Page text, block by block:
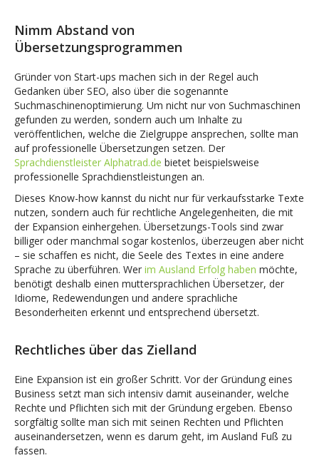
Nimm Abstand von
Übersetzungsprogrammen
Gründer von Start-ups machen sich in der Regel auch
Gedanken über SEO, also über die sogenannte
Suchmaschinenoptimierung. Um nicht nur von Suchmaschinen
gefunden zu werden, sondern auch um Inhalte zu
veröffentlichen, welche die Zielgruppe ansprechen, sollte man
auf professionelle Übersetzungen setzen. Der
Sprachdienstleister Alphatrad.de bietet beispielsweise
professionelle Sprachdienstleistungen an.
Dieses Know-how kannst du nicht nur für verkaufsstarke Texte
nutzen, sondern auch für rechtliche Angelegenheiten, die mit
der Expansion einhergehen. Übersetzungs-Tools sind zwar
billiger oder manchmal sogar kostenlos, überzeugen aber nicht
– sie schaffen es nicht, die Seele des Textes in eine andere
Sprache zu überführen. Wer im Ausland Erfolg haben möchte,
benötigt deshalb einen muttersprachlichen Übersetzer, der
Idiome, Redewendungen und andere sprachliche
Besonderheiten erkennt und entsprechend übersetzt.
Rechtliches über das Zielland
Eine Expansion ist ein großer Schritt. Vor der Gründung eines
Business setzt man sich intensiv damit auseinander, welche
Rechte und Pflichten sich mit der Gründung ergeben. Ebenso
sorgfältig sollte man sich mit seinen Rechten und Pflichten
auseinandersetzen, wenn es darum geht, im Ausland Fuß zu
fassen.